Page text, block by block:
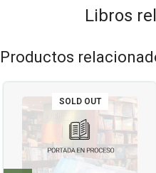
Libros
Productos
SOLD OUT